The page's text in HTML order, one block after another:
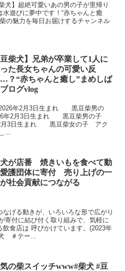
犬】超絶可愛いあの男の子が里帰り
遊びに夢中です！“赤ちゃんと癒
の魅力を毎日お届けするチャンネル
豆柴犬】兄弟が卒業して1人に
た長女ちゃんの可愛い反
？“赤ちゃんと癒し”まめしば
ログvlog
2026年2月3日生まれ 黒豆柴男の
年2月3日生まれ 黒豆柴男の子
2月3日生まれ 黒豆柴女の子 アク
...
が店番 焼きいもを食べて動
護団体に寄付 売り上げの一
社会貢献につながる
げる動きが、いろいろな形で広がり
寄付に結び付く取り組みで、気軽に
食店は 呼びかけています。(2023年
＃テー...
の柴スイッチwww#柴犬 #豆